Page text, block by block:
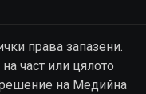
права запазени.
част или цялото
на Медийна